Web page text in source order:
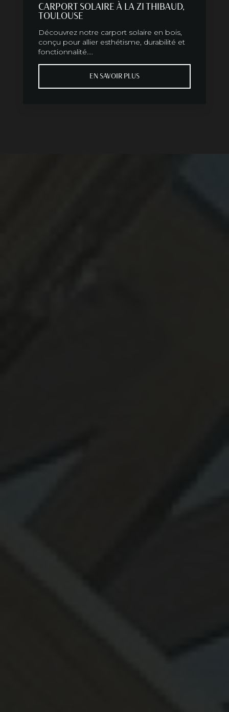
CARPORT SOLAIRE À LA ZI THIBAUD,
TOULOUSE
Découvrez notre carport solaire en bois,
conçu pour allier esthétisme, durabilité et
fonctionnalité....
EN SAVOIR PLUS